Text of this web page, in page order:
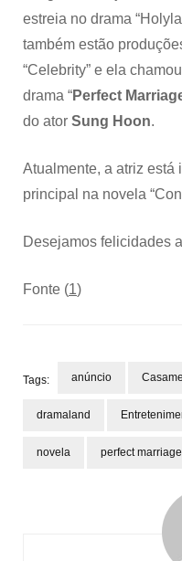
estreia no drama
também estão
“Celebrity” e ela
drama “Perfect
do ator Sung Hoon.
Atualmente, a atriz está
principal na novela
Desejamos felicidades
Fonte (1)
Tags: anúncio
dramaland
novela perfect